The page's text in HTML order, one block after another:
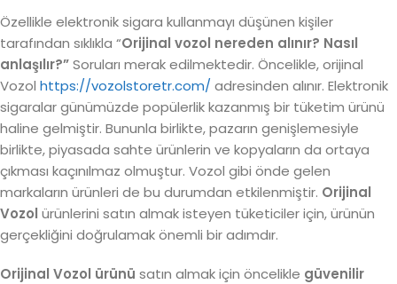
Özellikle elektronik sigara kullanmayı düşünen kişiler
tarafından sıklıkla “Orijinal vozol nereden alınır? Nasıl
anlaşılır?”Soruları merak edilmektedir. Öncelikle, orijinal
Vozol https://vozolstoretr.com/adresinden alınır. Elektronik
sigaralar günümüzde popülerlik kazanmış bir tüketim ürünü
haline gelmiştir. Bununla birlikte, pazarın genişlemesiyle
birlikte, piyasada sahte ürünlerin ve kopyaların da ortaya
çıkması kaçınılmaz olmuştur. Vozol gibi önde gelen
markaların ürünleri de bu durumdan etkilenmiştir. Orijinal
Vozol ürünlerini satın almak isteyen tüketiciler için, ürünün
gerçekliğini doğrulamak önemli bir adımdır.
Orijinal Vozol ürünü satın almak için öncelikle güvenilir